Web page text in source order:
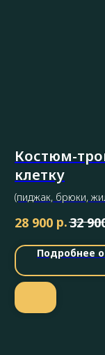
Костюм-
клетку
(пиджак, брюки,
28 900 р.32
Подробнее